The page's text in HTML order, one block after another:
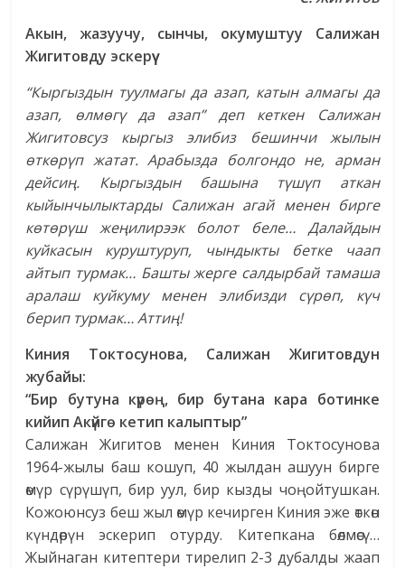
Акын, жазуучу, сынчы, окумуштуу Салижан
Жигитовду эскерүү
“Кыргыздын туулмагы да азап, катын алмагы да
азап, өлмөгү да азап” деп кеткен Салижан
Жигитовсуз кыргыз элибиз бешинчи жылын
өткөрүп жатат.Арабызда болгондо не, арман
дейсиң. Кыргыздын башына түшүп аткан
кыйынчылыктарды Салижан агай менен бирге
көтөрүш жеңилирээк болот беле… Далайдын
куйкасын куруштуруп, чындыкты бетке чаап
айтып турмак… Башты жерге салдырбай тамаша
аралаш куйкуму менен элибизди сүрөп, күч
берип турмак… Аттиң!
Киния Токтосунова,
Салижан Жигитовдун
жубайы:
“Бир бутуна күрөң, бир бутана кара ботинке
кийип Акүйгө кетип калыптыр”
Салижан Жигитов менен Киния Токтосунова
1964-жылы баш кошуп, 40 жылдан ашуун бирге
өмүр сүрүшүп, бир уул, бир кызды чоңойтушкан.
Кожоюнсуз беш жыл өмүр кечирген Киния эже өткөн
күндөрүн эскерип отурду. Китепкана бөлмөсү…
Жыйнаган китептери тирелип 2-3 дубалды жаап